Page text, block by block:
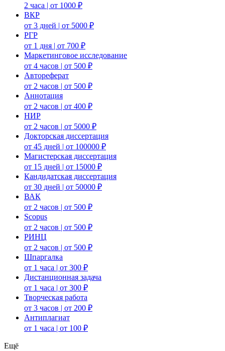
2 часа | от 1000 ₽
ВКР
от 3 дней | от 5000 ₽
РГР
от 1 дня | от 700 ₽
Маркетинговое исследование
от 4 часов | от 500 ₽
Автореферат
от 2 часов | от 500 ₽
Аннотация
от 2 часов | от 400 ₽
НИР
от 2 часов | от 5000 ₽
Докторская диссертация
от 45 дней | от 100000 ₽
Магистерская диссертация
от 15 дней | от 15000 ₽
Кандидатская диссертация
от 30 дней | от 50000 ₽
ВАК
от 2 часов | от 500 ₽
Scopus
от 2 часов | от 500 ₽
РИНЦ
от 2 часов | от 500 ₽
Шпаргалка
от 1 часа | от 300 ₽
Дистанционная задача
от 1 часа | от 300 ₽
Творческая работа
от 3 часов | от 200 ₽
Антиплагиат
от 1 часа | от 100 ₽
Ещё